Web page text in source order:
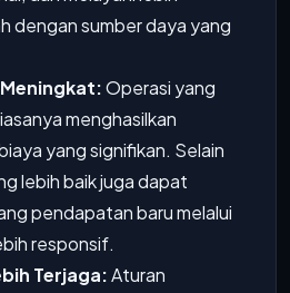
dengan sumber daya yang
Operasi yang
menghasilkan
yang signifikan. Selain
lebih baik juga dapat
pendapatan baru melalui
responsif.
Terjaga:Aturan